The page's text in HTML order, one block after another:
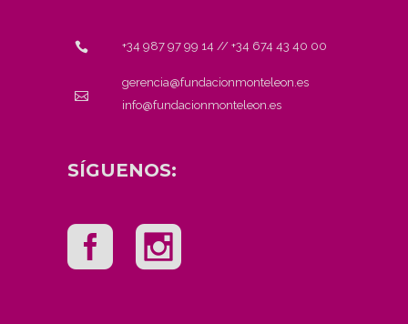
+34 987 97 99 14 // +34 674 43 40 00
gerencia@fundacionmonteleon.es
info@fundacionmonteleon.es
SÍGUENOS: